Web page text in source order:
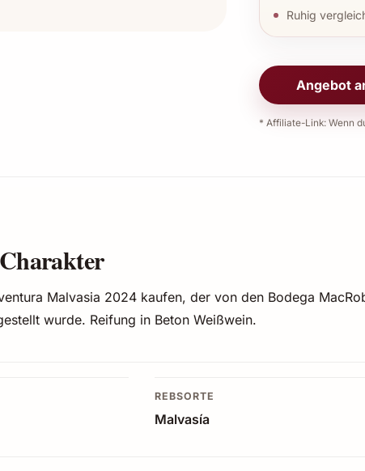
Ruhig
Angebot
* Affiliate-Link: Wenn
Malvasia 2024 kaufen, der von den Bodega
wurde. Reifung in Beton Weißwein.
REBSORTE
Malvasía